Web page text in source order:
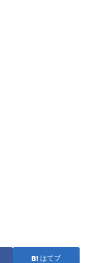
はてブ